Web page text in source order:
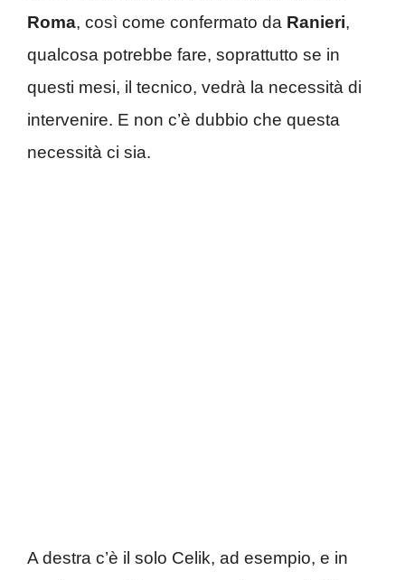
Roma, così come confermato da Ranieri,
qualcosa potrebbe fare, soprattutto se in
questi mesi, il tecnico, vedrà la necessità di
intervenire. E non c’è dubbio che questa
necessità ci sia.
A destra c’è il solo Celik, ad esempio, e in